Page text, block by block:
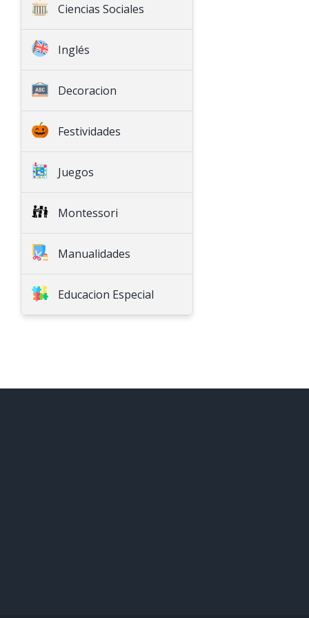
Ciencias Sociales
Geografía
Inglés
Math
Social Science
Games
Decoration
Arts & Crafts
Decoracion
Festividades
Juegos
Montessori
Manualidades
Educacion Especial